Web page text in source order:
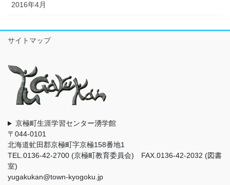
2016年4月
サイトマップ
京極町生涯学習センター湧学館
〒044-0101
北海道虻田郡京極町字京極158番地1
TEL.0136-42-2700 (京極町教育委員会) FAX.0136-42-2032 (図書
室)
yugakukan@town-kyogoku.jp